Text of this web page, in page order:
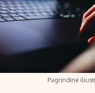
Pagrindinė